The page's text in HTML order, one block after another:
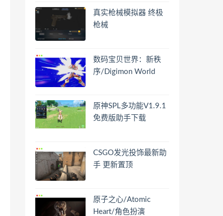
真实枪械模拟器 终极
枪械
数码宝贝世界：新秩
序/Digimon World
原神SPL多功能V1.9.1
免费版助手下载
CSGO发光投饰最新助
手 更新置顶
原子之心/Atomic
Heart/角色扮演